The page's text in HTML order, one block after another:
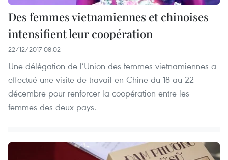
Des femmes vietnamiennes et chinoises
intensifient leur coopération
22/12/2017 08:02
Une délégation de l’Union des femmes vietnamiennes a
effectué une visite de travail en Chine du 18 au 22
décembre pour renforcer la coopération entre les
femmes des deux pays.